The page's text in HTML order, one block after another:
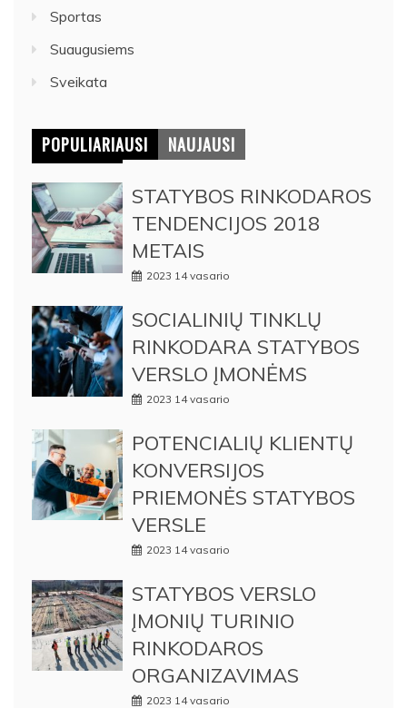
Sportas
Suaugusiems
Sveikata
POPULIARIAUSI NAUJAUSI
STATYBOS RINKODAROS
TENDENCIJOS 2018
METAIS
2023 14 vasario
SOCIALINIŲ TINKLŲ
RINKODARA STATYBOS
VERSLO ĮMONĖMS
2023 14 vasario
POTENCIALIŲ KLIENTŲ
KONVERSIJOS
PRIEMONĖS STATYBOS
VERSLE
2023 14 vasario
STATYBOS VERSLO
ĮMONIŲ TURINIO
RINKODAROS
ORGANIZAVIMAS
2023 14 vasario